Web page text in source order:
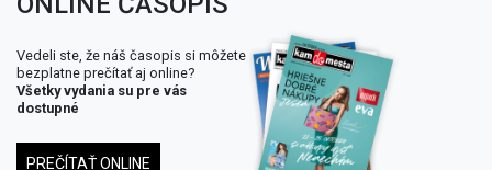
Vedeli ste, že náš časopis si môžete
bezplatne prečítať aj online?
Všetky vydania su pre vás
dostupné
PREČÍTAŤ ONLINE